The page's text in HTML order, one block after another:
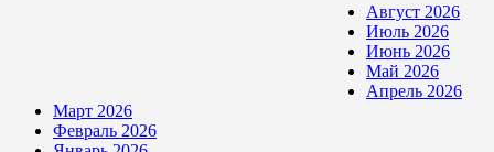
Август 2026
Июль 2026
Июнь 2026
Май 2026
Апрель 2026
Март 2026
Февраль 2026